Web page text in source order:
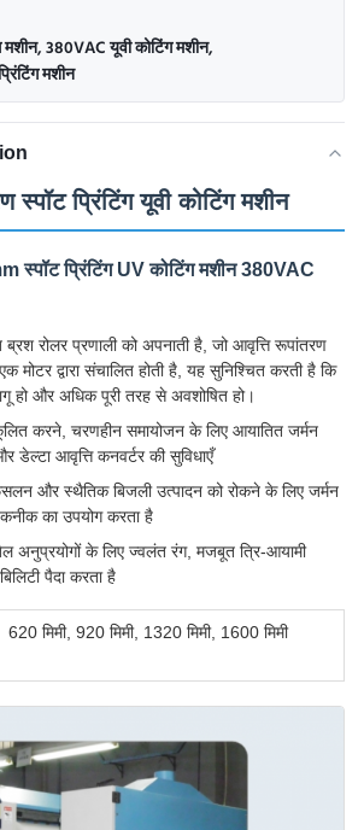
,380VAC यूवी कोटिंग मशीन,
मशीन
स्पॉट प्रिंटिंग यूवी कोटिंग मशीन
स्पॉट प्रिंटिंग UV कोटिंग मशीन 380VAC
रोलर प्रणाली को अपनाती है, जो आवृत्ति रूपांतरण
मोटर द्वारा संचालित होती है, यह सुनिश्चित करती है कि
हो और अधिक पूरी तरह से अवशोषित हो।
करने, चरणहीन समायोजन के लिए आयातित जर्मन
डेल्टा आवृत्ति कनवर्टर की सुविधाएँ
और स्थैतिक बिजली उत्पादन को रोकने के लिए जर्मन
का उपयोग करता है
अनुप्रयोगों के लिए ज्वलंत रंग, मजबूत त्रि-आयामी
पैदा करता है
620 मिमी, 920 मिमी, 1320 मिमी, 1600 मिमी